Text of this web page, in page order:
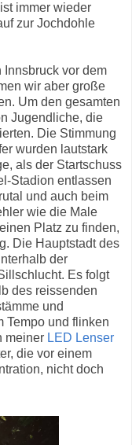
immer wieder
zur Jochdohle
Innsbruck vor dem
wir aber große
Um den gesamten
Jugendliche, die
Die Stimmung
wurden lautstark
als der Startschuss
Stadion entlassen
und auch beim
wie die Male
Platz zu finden,
Die Hauptstadt des
der
Es folgt
des reissenden
und
Tempo und flinken
meiner LED Lenser
die vor einem
nicht doch